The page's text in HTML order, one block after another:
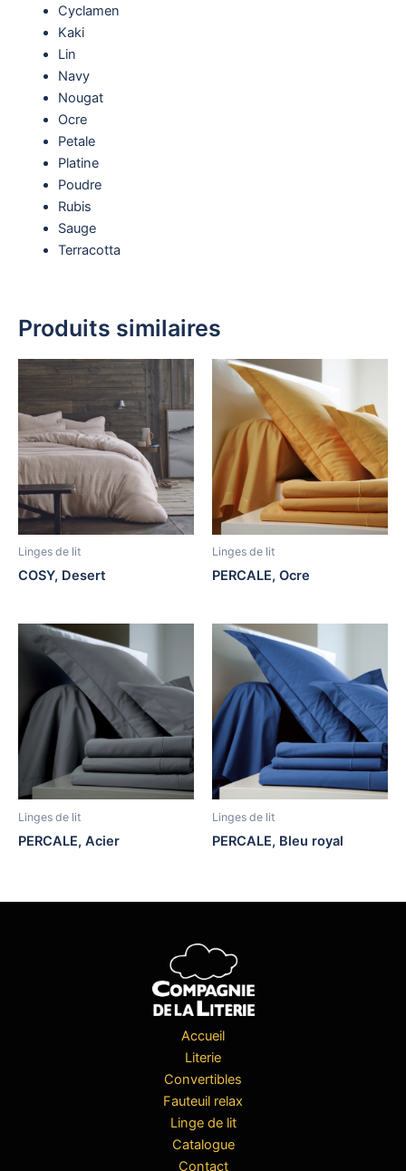
Cyclamen
Kaki
Lin
Navy
Nougat
Ocre
Petale
Platine
Poudre
Rubis
Sauge
Terracotta
Produits similaires
Linges de lit
COSY, Desert
Linges de lit
PERCALE, Ocre
Linges de lit
PERCALE, Acier
Linges de lit
PERCALE, Bleu royal
Accueil
Literie
Convertibles
Fauteuil relax
Linge de lit
Catalogue
Contact